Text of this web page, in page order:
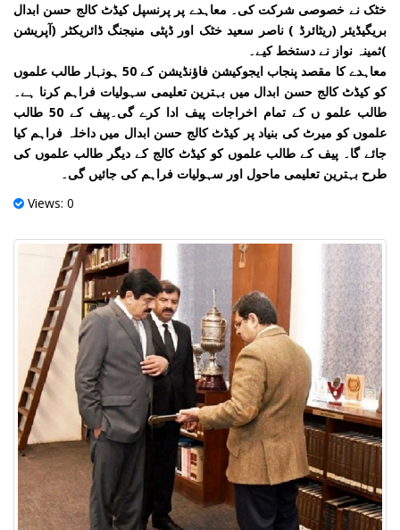
خٹک نے خصوصی شرکت کی۔ معاہدے پر پرنسپل کیڈٹ کالج حسن ابدال
بریگیڈیئر (ریٹائرڈ ) ناصر سعید خٹک اور ڈپٹی منیجنگ ڈائریکٹر (آپریشن
)ثمینہ نواز نے دستخط کیے۔
معاہدے کا مقصد پنجاب ایجوکیشن فاؤنڈیشن کے 50 ہونہار طالب علموں
کو کیڈٹ کالج حسن ابدال میں بہترین تعلیمی سہولیات فراہم کرنا ہے۔
طالب علمو ں کے تمام اخراجات پیف ادا کرے گی۔پیف کے 50 طالب
علموں کو میرٹ کی بنیاد پر کیڈٹ کالج حسن ابدال میں داخلہ فراہم کیا
جائے گا۔ پیف کے طالب علموں کو کیڈٹ کالج کے دیگر طالب علموں کی
طرح بہترین تعلیمی ماحول اور سہولیات فراہم کی جائیں گی۔
Views: 0